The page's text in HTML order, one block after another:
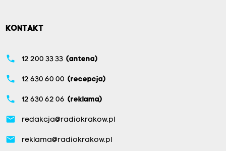
KONTAKT
phone 12 200 33 33 (antena)
phone 12 630 60 00 (recepcja)
phone 12 630 62 06 (reklama)
email redakcja@radiokrakow.pl
email reklama@radiokrakow.pl